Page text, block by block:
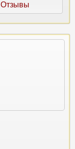
Отзывы